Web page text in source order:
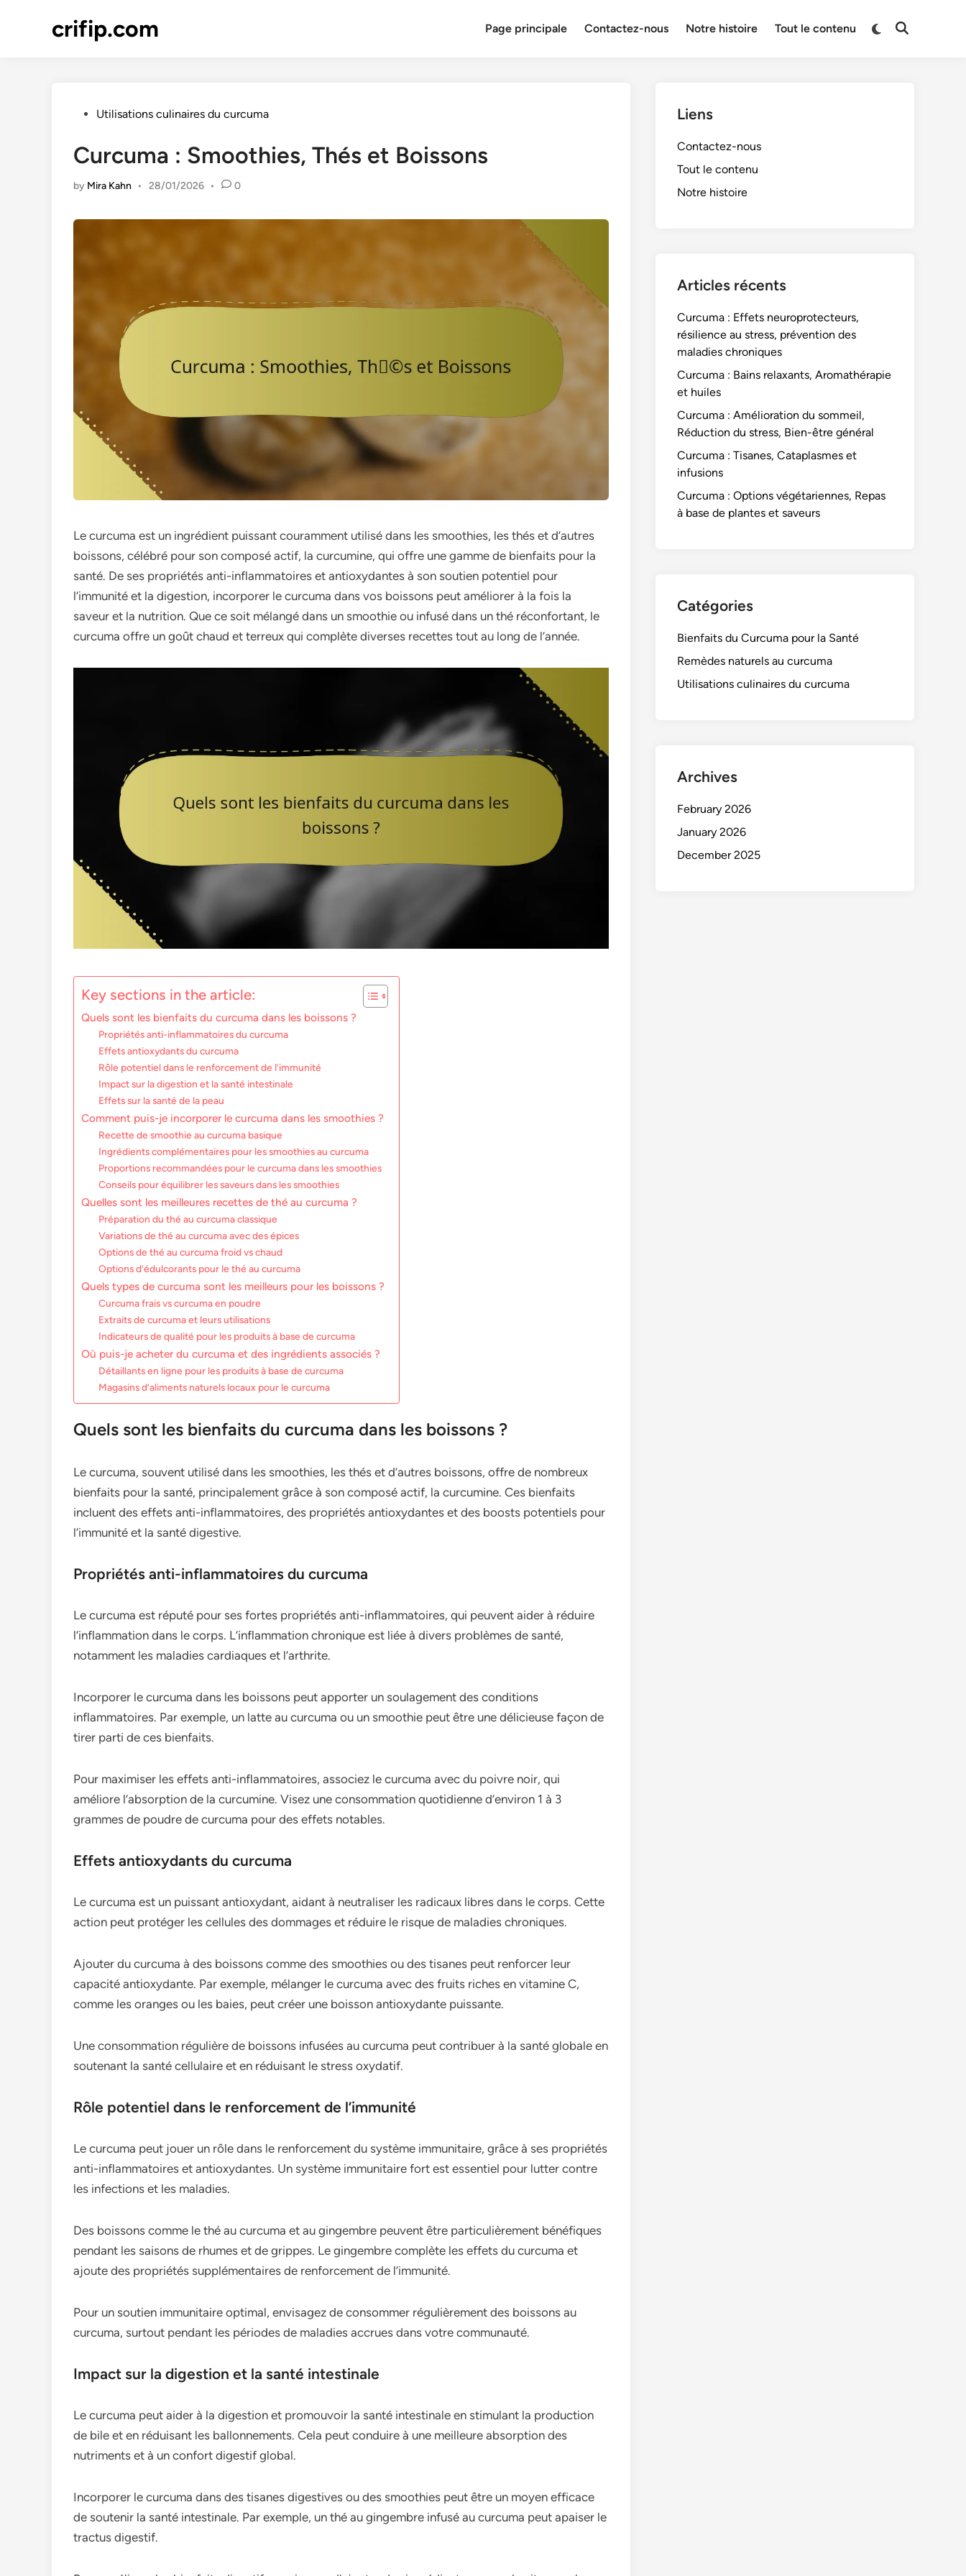
crifip.com Page principale Contactez-nous Notre histoire Tout le contenu
Switch
Open
PostedUtilisations culinaires du curcuma
Curcuma : Smoothies, Thés et Boissons
by Mira Kahn • 28/01/2026 • 0
Le curcuma est un ingrédient puissant couramment utilisé dans les smoothies, les thés et d’autres
boissons, célébré pour son composé actif, la curcumine, qui offre une gamme de bienfaits pour la
santé. De ses propriétés anti-inflammatoires et antioxydantes à son soutien potentiel pour
l’immunité et la digestion, incorporer le curcuma dans vos boissons peut améliorer à la fois la
saveur et la nutrition. Que ce soit mélangé dans un smoothie ou infusé dans un thé réconfortant, le
curcuma offre un goût chaud et terreux qui complète diverses recettes tout au long de l’année.
Key sections in the article:
Quels sont les bienfaits du curcuma dans les boissons ?
Propriétés anti-inflammatoires du curcuma
Effets antioxydants du curcuma
Rôle potentiel dans le renforcement de l’immunité
Impact sur la digestion et la santé intestinale
Effets sur la santé de la peau
Comment puis-je incorporer le curcuma dans les smoothies ?
Recette de smoothie au curcuma basique
Ingrédients complémentaires pour les smoothies au curcuma
Proportions recommandées pour le curcuma dans les smoothies
Conseils pour équilibrer les saveurs dans les smoothies
Quelles sont les meilleures recettes de thé au curcuma ?
Préparation du thé au curcuma classique
Variations de thé au curcuma avec des épices
Options de thé au curcuma froid vs chaud
Options d’édulcorants pour le thé au curcuma
Quels types de curcuma sont les meilleurs pour les boissons ?
Curcuma frais vs curcuma en poudre
Extraits de curcuma et leurs utilisations
Indicateurs de qualité pour les produits à base de curcuma
Où puis-je acheter du curcuma et des ingrédients associés ?
Détaillants en ligne pour les produits à base de curcuma
Magasins d’aliments naturels locaux pour le curcuma
Quels sont les bienfaits du curcuma dans les boissons ?
Le curcuma, souvent utilisé dans les smoothies, les thés et d’autres boissons, offre de nombreux
bienfaits pour la santé, principalement grâce à son composé actif, la curcumine. Ces bienfaits
incluent des effets anti-inflammatoires, des propriétés antioxydantes et des boosts potentiels pour
l’immunité et la santé digestive.
Propriétés anti-inflammatoires du curcuma
Le curcuma est réputé pour ses fortes propriétés anti-inflammatoires, qui peuvent aider à réduire
l’inflammation dans le corps. L’inflammation chronique est liée à divers problèmes de santé,
notamment les maladies cardiaques et l’arthrite.
Incorporer le curcuma dans les boissons peut apporter un soulagement des conditions
inflammatoires. Par exemple, un latte au curcuma ou un smoothie peut être une délicieuse façon de
tirer parti de ces bienfaits.
Pour maximiser les effets anti-inflammatoires, associez le curcuma avec du poivre noir, qui
améliore l’absorption de la curcumine. Visez une consommation quotidienne d’environ 1 à 3
grammes de poudre de curcuma pour des effets notables.
Effets antioxydants du curcuma
Le curcuma est un puissant antioxydant, aidant à neutraliser les radicaux libres dans le corps. Cette
action peut protéger les cellules des dommages et réduire le risque de maladies chroniques.
Ajouter du curcuma à des boissons comme des smoothies ou des tisanes peut renforcer leur
capacité antioxydante. Par exemple, mélanger le curcuma avec des fruits riches en vitamine C,
comme les oranges ou les baies, peut créer une boisson antioxydante puissante.
Une consommation régulière de boissons infusées au curcuma peut contribuer à la santé globale en
soutenant la santé cellulaire et en réduisant le stress oxydatif.
Rôle potentiel dans le renforcement de l’immunité
Le curcuma peut jouer un rôle dans le renforcement du système immunitaire, grâce à ses propriétés
anti-inflammatoires et antioxydantes. Un système immunitaire fort est essentiel pour lutter contre
les infections et les maladies.
Des boissons comme le thé au curcuma et au gingembre peuvent être particulièrement bénéfiques
pendant les saisons de rhumes et de grippes. Le gingembre complète les effets du curcuma et
ajoute des propriétés supplémentaires de renforcement de l’immunité.
Pour un soutien immunitaire optimal, envisagez de consommer régulièrement des boissons au
curcuma, surtout pendant les périodes de maladies accrues dans votre communauté.
Impact sur la digestion et la santé intestinale
Le curcuma peut aider à la digestion et promouvoir la santé intestinale en stimulant la production
de bile et en réduisant les ballonnements. Cela peut conduire à une meilleure absorption des
nutriments et à un confort digestif global.
Incorporer le curcuma dans des tisanes digestives ou des smoothies peut être un moyen efficace
de soutenir la santé intestinale. Par exemple, un thé au gingembre infusé au curcuma peut apaiser le
tractus digestif.
Liens
Contactez-nous
Tout le contenu
Notre histoire
Articles récents
Curcuma : Effets neuroprotecteurs,
résilience au stress, prévention des
maladies chroniques
Curcuma : Bains relaxants, Aromathérapie
et huiles
Curcuma : Amélioration du sommeil,
Réduction du stress, Bien-être général
Curcuma : Tisanes, Cataplasmes et
infusions
Curcuma : Options végétariennes, Repas
à base de plantes et saveurs
Catégories
Bienfaits du Curcuma pour la Santé
Remèdes naturels au curcuma
Utilisations culinaires du curcuma
Archives
February 2026
January 2026
December 2025